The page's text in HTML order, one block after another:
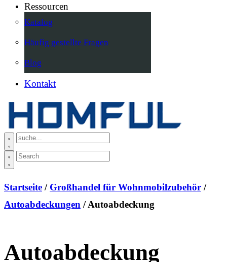
Ressourcen
Katalog
Häufig gestellte Fragen
Blog
Kontakt
Startseite / Großhandel für Wohnmobilzubehör /
Autoabdeckungen / Autoabdeckung
Autoabdeckung